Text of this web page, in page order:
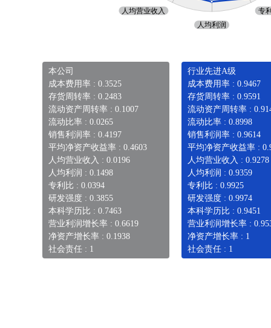
本公司
成本费用率 : 0.3525
存货周转率 : 0.2483
流动资产周转率 : 0.1007
流动比率 : 0.0265
销售利润率 : 0.4197
平均净资产收益率 : 0.4603
人均营业收入 : 0.0196
人均利润 : 0.1498
专利比 : 0.0394
研发强度 : 0.3855
本科学历比 : 0.7463
营业利润增长率 : 0.6619
净资产增长率 : 0.1938
社会责任 : 1
行业先进A级
成本费用率 : 0.9467
存货周转率 : 0.9591
流动资产周转率 :
流动比率 : 0.8998
销售利润率 : 0.9614
平均净资产收益率 :
人均营业收入 : 0.9278
人均利润 : 0.9359
专利比 : 0.9925
研发强度 : 0.9974
本科学历比 : 0.9451
营业利润增长率 :
净资产增长率 : 1
社会责任 : 1